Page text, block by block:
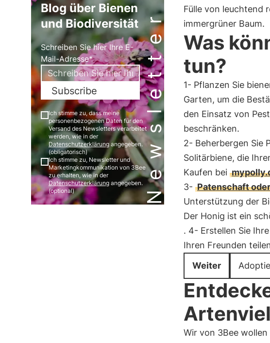
Newsletter
Blog über Bienen
und Biodiversität
Schreiben Sie hier Ihre E-
Mail-Adresse*
Subscribe
Ich stimme zu, dass meine
personenbezogenen Daten für den
Versand des Newsletters verarbeitet
werden, wie in der
Datenschutzerklärungangegeben.
(obligatorisch)
Ich stimme zu, Newsletter und
Marketingkommunikation von 3Bee
zu erhalten, wie in der
Datenschutzerklärung angegeben.
(optional)
Fülle von leuchtend
immergrüner Baum.
Was
tun?
1- Pflanzen Sie
Garten, um die
den Einsatz von
beschränken.
2- Beherbergen Sie
Solitärbiene, die
Kaufen bei
3- Patenschaft
Unterstützung der
Der Honig ist ein
. 4- Erstellen Sie Ihre
Ihren Freunden
Weiter
Wir von 3Bee